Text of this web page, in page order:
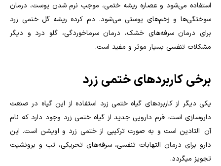
استفاده می‌شود و عصاره ریشه ختمی، موجب نرم شدن پوست، درمان
سوختگی‌ها و زخم‌های پوستی می‌شود. دم کرده ریشه گل ختمی زرد
برای درمان سرفه‌های خشک، درمان سرماخوردگی، گلو درد و دیگر
مشکلات تنفسی بسیار موثر و مفید است.
برخی کاربردهای ختمی زرد
یکی دیگر از کاربردهای گیاه ختمی زرد استفاده از این گیاه در صنعت
داروسازی است، فرم دارویی جدید از گیاه ختمی زرد وجود دارد که نام
آن التادین است و به صورت ترکیبی از ختمی زرد و اویشن است. این
دارو برای درمان التهابات تنفسی، سرفه‌های تحریکی، تب و برونشیت
تجویز میگردد.